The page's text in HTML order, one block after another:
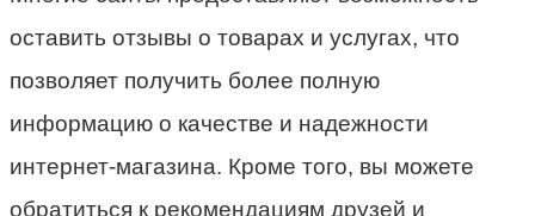
оставить отзывы о товарах и услугах, что
позволяет получить более полную
информацию о качестве и надежности
интернет-магазина. Кроме того, вы можете
обратиться к рекомендациям друзей и